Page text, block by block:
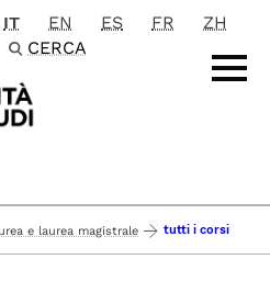
principale
IT EN ES FR
ZH
CERCA
e laurea magistrale tutti i corsi